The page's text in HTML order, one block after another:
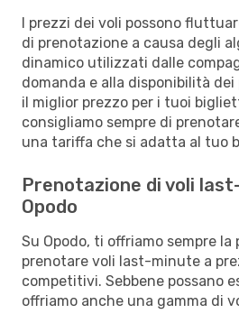
I prezzi dei voli possono
di prenotazione a causa degli
dinamico utilizzati dalle
domanda e alla disponibilità
il miglior prezzo per i tuoi
consigliamo sempre di
una tariffa che si adatta al tuo
Prenotazione di voli
Opodo
Su Opodo, ti offriamo sempre la
prenotare voli last-minute a
competitivi. Sebbene possano
offriamo anche una gamma di